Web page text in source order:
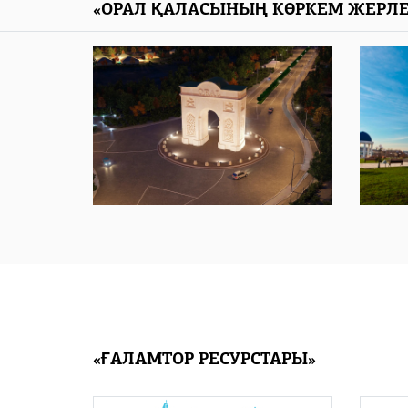
«ОРАЛ ҚАЛАСЫНЫҢ КӨРКЕМ
«ҒАЛАМТОР РЕСУРСТАРЫ»